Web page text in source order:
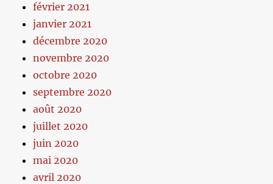
février 2021
janvier 2021
décembre 2020
novembre 2020
octobre 2020
septembre 2020
août 2020
juillet 2020
juin 2020
mai 2020
avril 2020